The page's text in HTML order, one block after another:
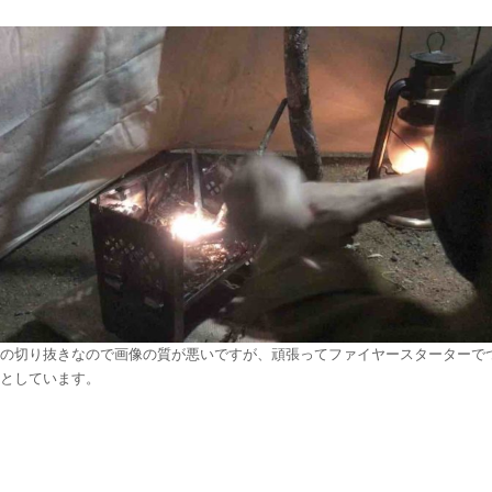
切り抜きなので画像の質が悪いですが、頑張ってファイヤースターターで
しています。